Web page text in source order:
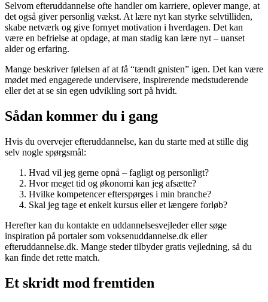
Selvom efteruddannelse ofte handler om karriere, oplever mange, at
det også giver personlig vækst. At lære nyt kan styrke selvtilliden,
skabe netværk og give fornyet motivation i hverdagen. Det kan
være en befrielse at opdage, at man stadig kan lære nyt – uanset
alder og erfaring.
Mange beskriver følelsen af at få “tændt gnisten” igen. Det kan være
mødet med engagerede undervisere, inspirerende medstuderende
eller det at se sin egen udvikling sort på hvidt.
Sådan kommer du i gang
Hvis du overvejer efteruddannelse, kan du starte med at stille dig
selv nogle spørgsmål:
Hvad vil jeg gerne opnå – fagligt og personligt?
Hvor meget tid og økonomi kan jeg afsætte?
Hvilke kompetencer efterspørges i min branche?
Skal jeg tage et enkelt kursus eller et længere forløb?
Herefter kan du kontakte en uddannelsesvejleder eller søge
inspiration på portaler som voksenuddannelse.dk eller
efteruddannelse.dk. Mange steder tilbyder gratis vejledning, så du
kan finde det rette match.
Et skridt mod fremtiden